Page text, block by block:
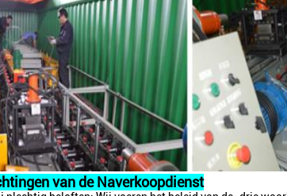
van de Naverkoopdienst